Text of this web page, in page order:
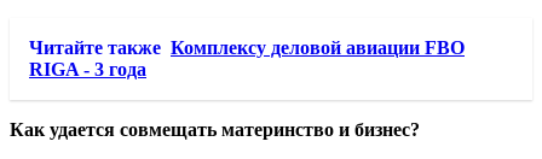
Читайте также Комплексу деловой авиации FBO
RIGA - 3 года
Как удается совмещать материнство и бизнес?